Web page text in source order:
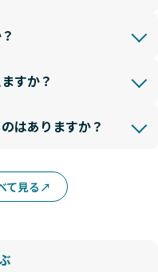
すか？
はありますか？
て見る